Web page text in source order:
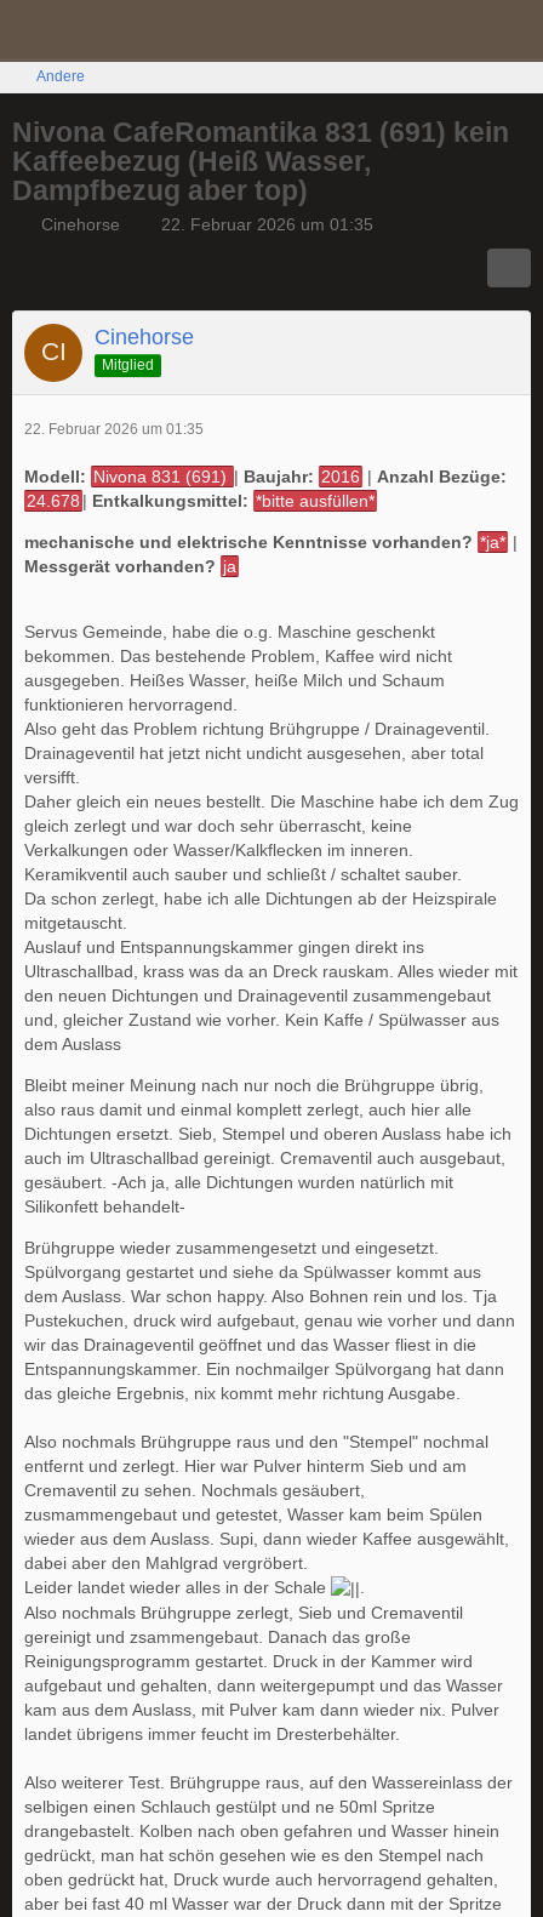
Andere
Nivona CafeRomantika 831 (691) kein
Kaffeebezug (Heiß Wasser,
Dampfbezug aber top)
Cinehorse 22. Februar 2026 um 01:35
Cinehorse
Mitglied
22. Februar 2026 um 01:35
Modell: Nivona 831 (691) | Baujahr: 2016 | Anzahl Bezüge:
24.678 | Entkalkungsmittel: *bitte ausfüllen*
mechanische und elektrische Kenntnisse vorhanden? *ja* |
Messgerät vorhanden? ja
Servus Gemeinde, habe die o.g. Maschine geschenkt
bekommen. Das bestehende Problem, Kaffee wird nicht
ausgegeben. Heißes Wasser, heiße Milch und Schaum
funktionieren hervorragend.
Also geht das Problem richtung Brühgruppe / Drainageventil.
Drainageventil hat jetzt nicht undicht ausgesehen, aber total
versifft.
Daher gleich ein neues bestellt. Die Maschine habe ich dem Zug
gleich zerlegt und war doch sehr überrascht, keine
Verkalkungen oder Wasser/Kalkflecken im inneren.
Keramikventil auch sauber und schließt / schaltet sauber.
Da schon zerlegt, habe ich alle Dichtungen ab der Heizspirale
mitgetauscht.
Auslauf und Entspannungskammer gingen direkt ins
Ultraschallbad, krass was da an Dreck rauskam. Alles wieder mit
den neuen Dichtungen und Drainageventil zusammengebaut
und, gleicher Zustand wie vorher. Kein Kaffe / Spülwasser aus
dem Auslass
Bleibt meiner Meinung nach nur noch die Brühgruppe übrig,
also raus damit und einmal komplett zerlegt, auch hier alle
Dichtungen ersetzt. Sieb, Stempel und oberen Auslass habe ich
auch im Ultraschallbad gereinigt. Cremaventil auch ausgebaut,
gesäubert. -Ach ja, alle Dichtungen wurden natürlich mit
Silikonfett behandelt-
Brühgruppe wieder zusammengesetzt und eingesetzt.
Spülvorgang gestartet und siehe da Spülwasser kommt aus
dem Auslass. War schon happy. Also Bohnen rein und los. Tja
Pustekuchen, druck wird aufgebaut, genau wie vorher und dann
wir das Drainageventil geöffnet und das Wasser fliest in die
Entspannungskammer. Ein nochmailger Spülvorgang hat dann
das gleiche Ergebnis, nix kommt mehr richtung Ausgabe.
Also nochmals Brühgruppe raus und den "Stempel" nochmal
entfernt und zerlegt. Hier war Pulver hinterm Sieb und am
Cremaventil zu sehen. Nochmals gesäubert,
zusmammengebaut und getestet, Wasser kam beim Spülen
wieder aus dem Auslass. Supi, dann wieder Kaffee ausgewählt,
dabei aber den Mahlgrad vergröbert.
Leider landet wieder alles in der Schale
Also nochmals Brühgruppe zerlegt, Sieb und Cremaventil
gereinigt und zsammengebaut. Danach das große
Reinigungsprogramm gestartet. Druck in der Kammer wird
aufgebaut und gehalten, dann weitergepumpt und das Wasser
kam aus dem Auslass, mit Pulver kam dann wieder nix. Pulver
landet übrigens immer feucht im Dresterbehälter.
Also weiterer Test. Brühgruppe raus, auf den Wassereinlass der
selbigen einen Schlauch gestülpt und ne 50ml Spritze
drangebastelt. Kolben nach oben gefahren und Wasser hinein
gedrückt, man hat schön gesehen wie es den Stempel nach
oben gedrückt hat, Druck wurde auch hervorragend gehalten,
aber bei fast 40 ml Wasser war der Druck dann mit der Spritze